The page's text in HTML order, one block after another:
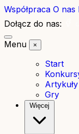
Współpraca O nas
Dołącz do nas:
Menu
×
Start
Artykuły
Gry
Więcej